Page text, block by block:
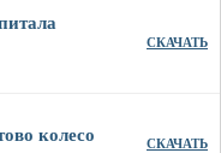
СКАЧАТЬ
колесо СКАЧАТЬ